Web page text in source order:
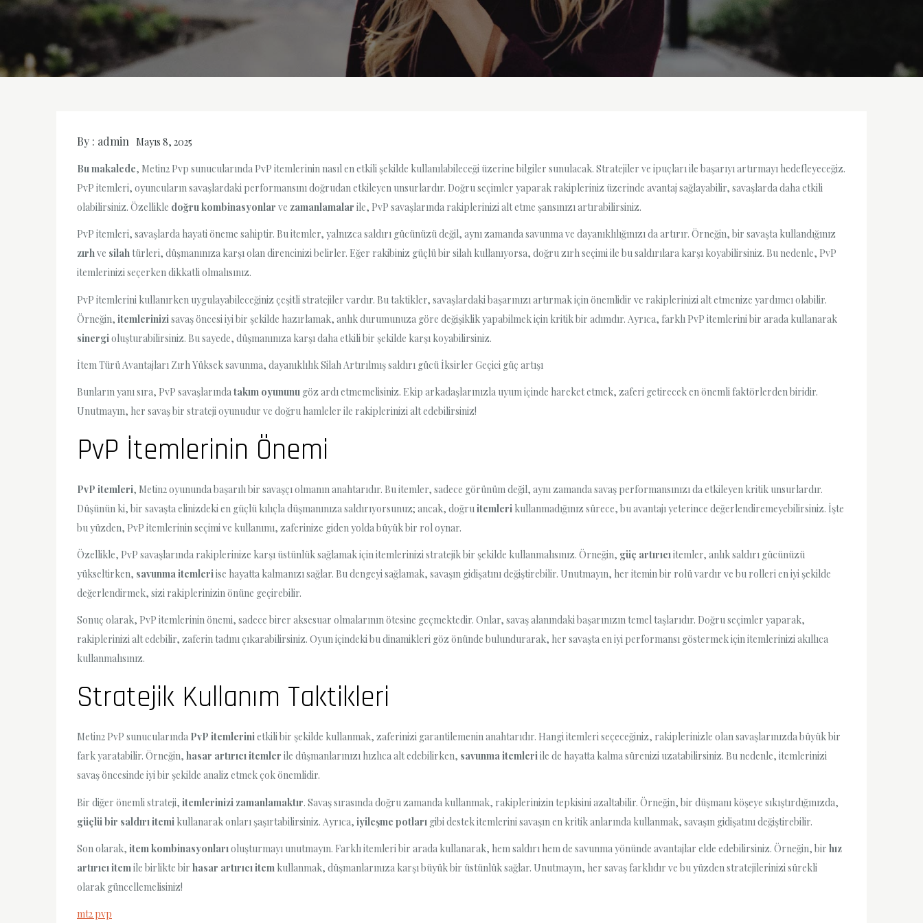
By : admin Mayıs 8, 2025
Bu makalede, Metin2 Pvp sunucularında PvP itemlerinin nasıl en etkili şekilde kullanılabileceği üzerine bilgiler sunulacak. Stratejiler ve ipuçları ile başarıyı artırmayı hedefleyeceğiz.
PvP itemleri, oyuncuların savaşlardaki performansını doğrudan etkileyen unsurlardır. Doğru seçimler yaparak rakipleriniz üzerinde avantaj sağlayabilir, savaşlarda daha etkili
olabilirsiniz. Özellikle doğru kombinasyonlar ve zamanlamalar ile, PvP savaşlarında rakiplerinizi alt etme şansınızı artırabilirsiniz.
PvP itemleri, savaşlarda hayati öneme sahiptir. Bu itemler, yalnızca saldırı gücünüzü değil, aynı zamanda savunma ve dayanıklılığınızı da artırır. Örneğin, bir savaşta kullandığınız
zırhve silahtürleri, düşmanınıza karşı olan direncinizi belirler. Eğer rakibiniz güçlü bir silah kullanıyorsa, doğru zırh seçimi ile bu saldırılara karşı koyabilirsiniz. Bu nedenle, PvP
itemlerinizi seçerken dikkatli olmalısınız.
PvP itemlerini kullanırken uygulayabileceğiniz çeşitli stratejiler vardır. Bu taktikler, savaşlardaki başarınızı artırmak için önemlidir ve rakiplerinizi alt etmenize yardımcı olabilir.
Örneğin, itemlerinizi savaş öncesi iyi bir şekilde hazırlamak, anlık durumunuza göre değişiklik yapabilmek için kritik bir adımdır. Ayrıca, farklı PvP itemlerini bir arada kullanarak
sinergi oluşturabilirsiniz. Bu sayede, düşmanınıza karşı daha etkili bir şekilde karşı koyabilirsiniz.
İtem Türü Avantajları Zırh Yüksek savunma, dayanıklılık Silah Artırılmış saldırı gücü İksirler Geçici güç artışı
Bunların yanı sıra, PvP savaşlarındatakım oyununu göz ardı etmemelisiniz. Ekip arkadaşlarınızla uyum içinde hareket etmek, zaferi getirecek en önemli faktörlerden biridir.
Unutmayın, her savaş bir strateji oyunudur ve doğru hamleler ile rakiplerinizi alt edebilirsiniz!
PvP İtemlerinin Önemi
PvP itemleri, Metin2 oyununda başarılı bir savaşçı olmanın anahtarıdır. Bu itemler, sadece görünüm değil, aynı zamanda savaş performansınızı da etkileyen kritik unsurlardır.
Düşünün ki, bir savaşta elinizdeki en güçlü kılıçla düşmanınıza saldırıyorsunuz; ancak, doğruitemleri kullanmadığınız sürece, bu avantajı yeterince değerlendiremeyebilirsiniz. İşte
bu yüzden, PvP itemlerinin seçimi ve kullanımı, zaferinize giden yolda büyük bir rol oynar.
Özellikle, PvP savaşlarında rakiplerinize karşı üstünlük sağlamak için itemlerinizi stratejik bir şekilde kullanmalısınız. Örneğin, güç artırıcıitemler, anlık saldırı gücünüzü
yükseltirken, savunma itemleriise hayatta kalmanızı sağlar. Bu dengeyi sağlamak, savaşın gidişatını değiştirebilir. Unutmayın, her itemin bir rolü vardır ve bu rolleri en iyi şekilde
değerlendirmek, sizi rakiplerinizin önüne geçirebilir.
Sonuç olarak, PvP itemlerinin önemi, sadece birer aksesuar olmalarının ötesine geçmektedir. Onlar, savaş alanındaki başarınızın temel taşlarıdır. Doğru seçimler yaparak,
rakiplerinizi alt edebilir, zaferin tadını çıkarabilirsiniz. Oyun içindeki bu dinamikleri göz önünde bulundurarak, her savaşta en iyi performansı göstermek için itemlerinizi akıllıca
kullanmalısınız.
Stratejik Kullanım Taktikleri
Metin2 PvP sunucularında PvP itemlerinietkili bir şekilde kullanmak, zaferinizi garantilemenin anahtarıdır. Hangi itemleri seçeceğiniz, rakiplerinizle olan savaşlarınızda büyük bir
fark yaratabilir. Örneğin, hasar artırıcı itemler ile düşmanlarınızı hızlıca alt edebilirken, savunma itemleriile de hayatta kalma sürenizi uzatabilirsiniz. Bu nedenle, itemlerinizi
savaş öncesinde iyi bir şekilde analiz etmek çok önemlidir.
Bir diğer önemli strateji, itemlerinizi zamanlamaktır. Savaş sırasında doğru zamanda kullanmak, rakiplerinizin tepkisini azaltabilir. Örneğin, bir düşmanı köşeye sıkıştırdığınızda,
güçlü bir saldırı itemi kullanarak onları şaşırtabilirsiniz. Ayrıca, iyileşme potları gibi destek itemlerini savaşın en kritik anlarında kullanmak, savaşın gidişatını değiştirebilir.
Son olarak, item kombinasyonları oluşturmayı unutmayın. Farklı itemleri bir arada kullanarak, hem saldırı hem de savunma yönünde avantajlar elde edebilirsiniz. Örneğin, bir hız
artırıcı item ile birlikte bir hasar artırıcı item kullanmak, düşmanlarınıza karşı büyük bir üstünlük sağlar. Unutmayın, her savaş farklıdır ve bu yüzden stratejilerinizi sürekli
olarak güncellemelisiniz!
mt2 pvp